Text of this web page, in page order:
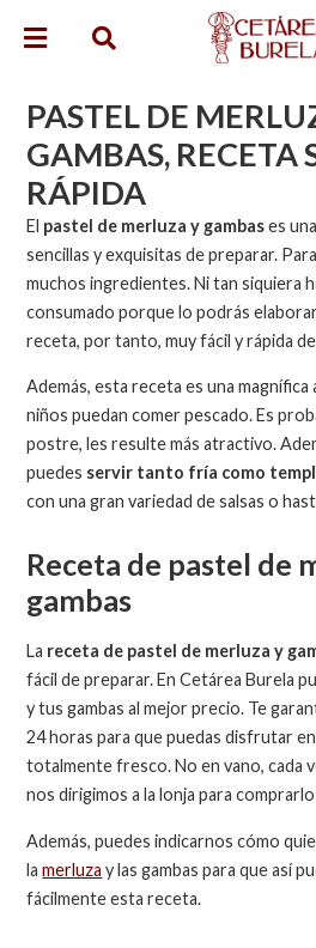
PASTEL DE
GAMBAS, RECETA
RÁPIDA
El pastel de merluza y gambases
sencillas y exquisitas de preparar.
muchos ingredientes. Ni tan siquiera
consumado porque lo podrás
receta, por tanto, muy fácil y rápida
Además, esta receta es una
niños puedan comer pescado. Es
postre, les resulte más atractivo.
puedes servir tanto fría como
con una gran variedad de salsas o
Receta de pastel de
gambas
La receta de pastel de merluza y
fácil de preparar. En Cetárea Burela
y tus gambas al mejor precio. Te
24 horas para que puedas disfrutar
totalmente fresco. No en vano, cada
nos dirigimos a la lonja para
Además, puedes indicarnos cómo
lamerluza y las gambas para que así
fácilmente esta receta.